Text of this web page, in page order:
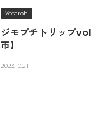
Yosaroh
ジモプチトリップ
市】
2023.10.21